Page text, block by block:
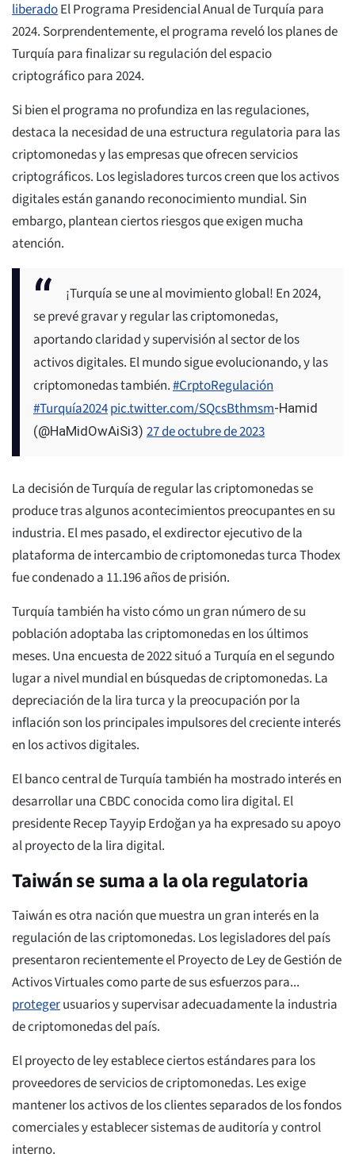
liberadoEl Programa Presidencial Anual de Turquía para
2024. Sorprendentemente, el programa reveló los planes de
Turquía para finalizar su regulación del espacio
criptográfico para 2024.
Si bien el programa no profundiza en las regulaciones,
destaca la necesidad de una estructura regulatoria para las
criptomonedas y las empresas que ofrecen servicios
criptográficos. Los legisladores turcos creen que los activos
digitales están ganando reconocimiento mundial. Sin
embargo, plantean ciertos riesgos que exigen mucha
atención.
¡Turquía se une al movimiento global! En 2024,
se prevé gravar y regular las criptomonedas,
aportando claridad y supervisión al sector de los
activos digitales. El mundo sigue evolucionando, y las
criptomonedas también.#CrptoRegulación
#Turquía2024pic.twitter.com/SQcsBthmsm-Hamid
(@HaMidOwAiSi3) 27 de octubre de 2023
La decisión de Turquía de regular las criptomonedas se
produce tras algunos acontecimientos preocupantes en su
industria. El mes pasado, el exdirector ejecutivo de la
plataforma de intercambio de criptomonedas turca Thodex
fue condenado a 11.196 años de prisión.
Turquía también ha visto cómo un gran número de su
población adoptaba las criptomonedas en los últimos
meses. Una encuesta de 2022 situó a Turquía en el segundo
lugar a nivel mundial en búsquedas de criptomonedas. La
depreciación de la lira turca y la preocupación por la
inflación son los principales impulsores del creciente interés
en los activos digitales.
El banco central de Turquía también ha mostrado interés en
desarrollar una CBDC conocida como lira digital. El
presidente Recep Tayyip Erdoğan ya ha expresado su apoyo
al proyecto de la lira digital.
Taiwán se suma a la ola regulatoria
Taiwán es otra nación que muestra un gran interés en la
regulación de las criptomonedas. Los legisladores del país
presentaron recientemente el Proyecto de Ley de Gestión de
Activos Virtuales como parte de sus esfuerzos para...
protegerusuarios y supervisar adecuadamente la industria
de criptomonedas del país.
El proyecto de ley establece ciertos estándares para los
proveedores de servicios de criptomonedas. Les exige
mantener los activos de los clientes separados de los fondos
comerciales y establecer sistemas de auditoría y control
interno.